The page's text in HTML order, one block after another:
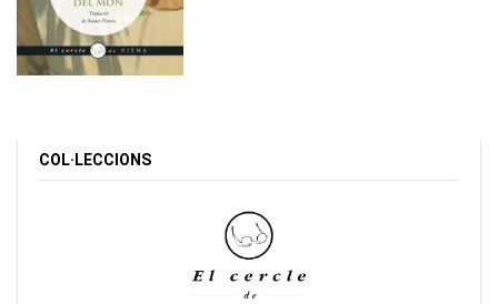
COL·LECCIONS